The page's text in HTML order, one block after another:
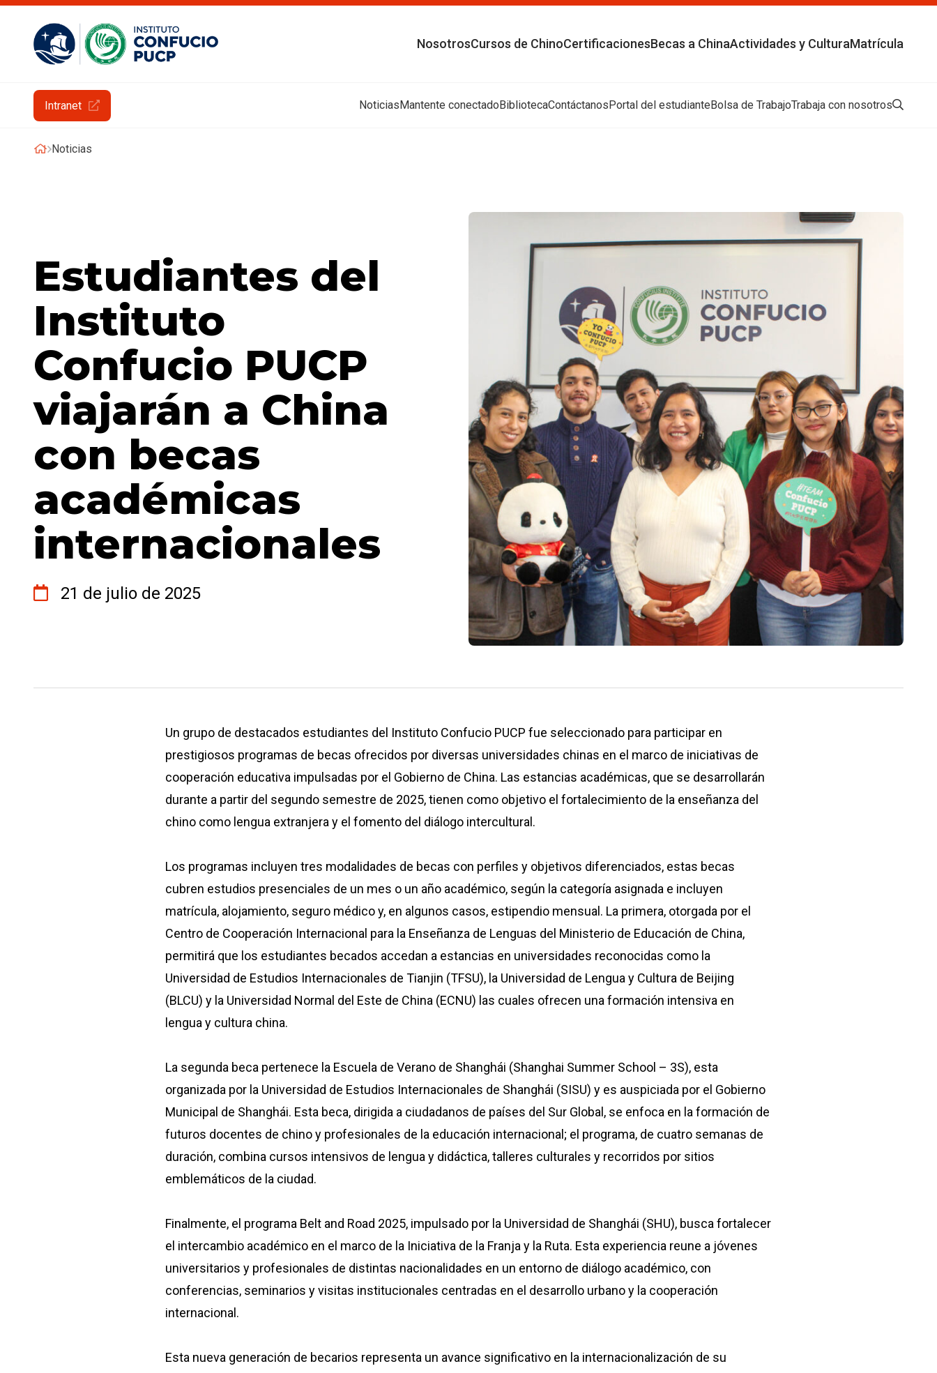
NosotrosCursos de ChinoCertificacionesBecas a ChinaActividades y CulturaMatrícula
Intranet NoticiasMantente conectadoBibliotecaContáctanosPortal del estudianteBolsa de TrabajoTrabaja con nosotros
Buscar Cancelar
Noticias
Estudiantes del
Instituto
Confucio PUCP
viajarán a China
con becas
académicas
internacionales
21 de julio de 2025
Un grupo de destacados estudiantes del Instituto Confucio PUCP fue seleccionado para participar en
prestigiosos programas de becas ofrecidos por diversas universidades chinas en el marco de iniciativas de
cooperación educativa impulsadas por el Gobierno de China. Las estancias académicas, que se desarrollarán
durante a partir del segundo semestre de 2025, tienen como objetivo el fortalecimiento de la enseñanza del
chino como lengua extranjera y el fomento del diálogo intercultural.
Los programas incluyen tres modalidades de becas con perfiles y objetivos diferenciados, estas becas
cubren estudios presenciales de un mes o un año académico, según la categoría asignada e incluyen
matrícula, alojamiento, seguro médico y, en algunos casos, estipendio mensual. La primera, otorgada por el
Centro de Cooperación Internacional para la Enseñanza de Lenguas del Ministerio de Educación de China,
permitirá que los estudiantes becados accedan a estancias en universidades reconocidas como la
Universidad de Estudios Internacionales de Tianjin (TFSU), la Universidad de Lengua y Cultura de Beijing
(BLCU) y la Universidad Normal del Este de China (ECNU) las cuales ofrecen una formación intensiva en
lengua y cultura china.
La segunda beca pertenece la Escuela de Verano de Shanghái (Shanghai Summer School – 3S), esta
organizada por la Universidad de Estudios Internacionales de Shanghái (SISU) y es auspiciada por el Gobierno
Municipal de Shanghái. Esta beca, dirigida a ciudadanos de países del Sur Global, se enfoca en la formación de
futuros docentes de chino y profesionales de la educación internacional; el programa, de cuatro semanas de
duración, combina cursos intensivos de lengua y didáctica, talleres culturales y recorridos por sitios
emblemáticos de la ciudad.
Finalmente, el programa Belt and Road 2025, impulsado por la Universidad de Shanghái (SHU), busca fortalecer
el intercambio académico en el marco de la Iniciativa de la Franja y la Ruta. Esta experiencia reune a jóvenes
universitarios y profesionales de distintas nacionalidades en un entorno de diálogo académico, con
conferencias, seminarios y visitas institucionales centradas en el desarrollo urbano y la cooperación
internacional.
Esta nueva generación de becarios representa un avance significativo en la internacionalización de su